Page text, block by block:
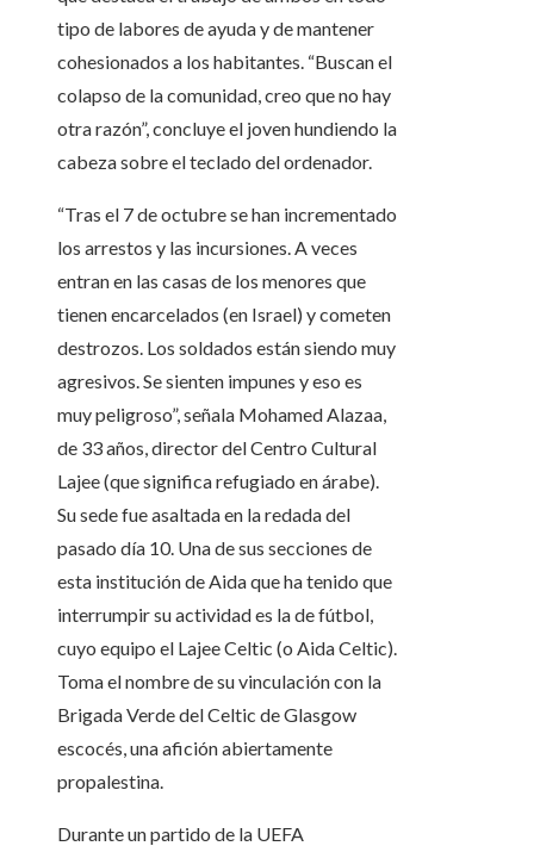
tipo de labores de ayuda y de mantener
cohesionados a los habitantes. “Buscan el
colapso de la comunidad, creo que no hay
otra razón”, concluye el joven hundiendo la
cabeza sobre el teclado del ordenador.
“Tras el 7 de octubre se han incrementado
los arrestos y las incursiones. A veces
entran en las casas de los menores que
tienen encarcelados (en Israel) y cometen
destrozos. Los soldados están siendo muy
agresivos. Se sienten impunes y eso es
muy peligroso”, señala Mohamed Alazaa,
de 33 años, director del Centro Cultural
Lajee (que significa refugiado en árabe).
Su sede fue asaltada en la redada del
pasado día 10. Una de sus secciones de
esta institución de Aida que ha tenido que
interrumpir su actividad es la de fútbol,
cuyo equipo el Lajee Celtic (o Aida Celtic).
Toma el nombre de su vinculación con la
Brigada Verde del Celtic de Glasgow
escocés, una afición abiertamente
propalestina.
Durante un partido de la UEFA